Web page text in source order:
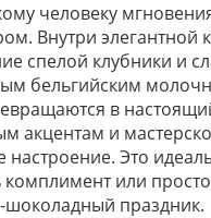
человеку
Внутри элегантной
спелой клубники и
бельгийским
в
акцентам и
Это
комплимент или
праздник.